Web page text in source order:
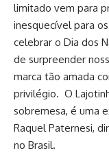
limitado vem para
inesquecível para
celebrar o Dia dos
de surpreender
marca tão amada
privilégio. O
sobremesa, é uma
Raquel Paternesi,
no Brasil.